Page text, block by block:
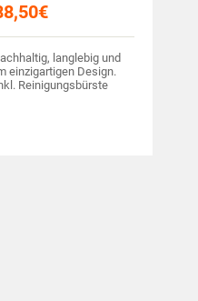
€
langlebig und
einzigartigen Design.
Reinigungsbürste